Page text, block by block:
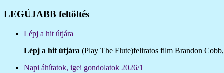
LEGÚJABB feltöltés
Lépj a hit útjára
Lépj a hit útjára (Play The Flute)feliratos film Brandon
Napi áhítatok, igei gondolatok 2026/1